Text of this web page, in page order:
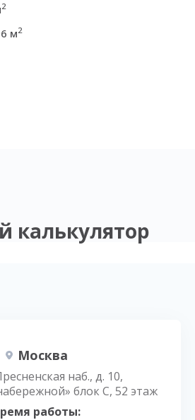
2
м2
калькулятор
Москва
наб., д. 10,
блок С, 52 этаж
работы: